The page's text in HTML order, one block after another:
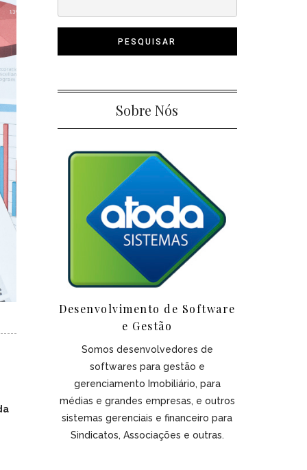
Sobre Nós
Desenvolvimento de Software
e Gestão
Somos desenvolvedores de
softwares para gestão e
gerenciamento Imobiliário, para
médias e grandes empresas, e outros
sistemas gerenciais e financeiro para
Sindicatos, Associações e outras.